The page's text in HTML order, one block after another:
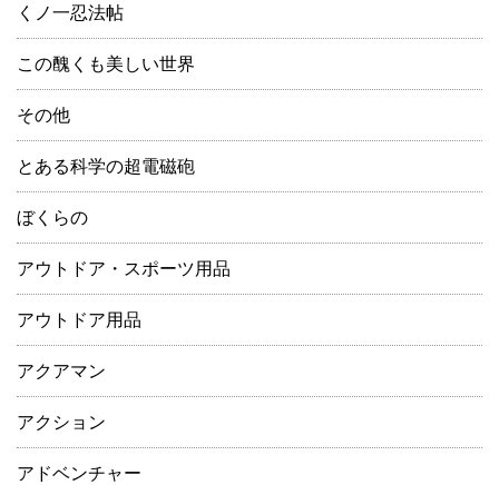
くノ一忍法帖
この醜くも美しい世界
その他
とある科学の超電磁砲
ぼくらの
アウトドア・スポーツ用品
アウトドア用品
アクアマン
アクション
アドベンチャー